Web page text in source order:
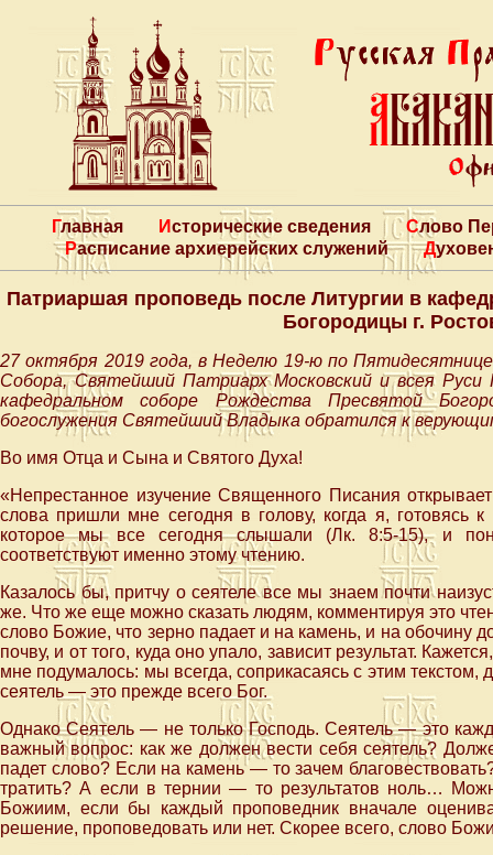
Главная Исторические сведения
Слово
Расписание архиерейских служений
Патриаршая проповедь после Литургии в
Богородицы г.
27 октября 2019 года, в Неделю 19-ю по
Собора, Святейший Патриарх Московский и всея Руси
кафедральном соборе Рождества Пресвятой
богослужения Святейший Владыка обратился к
Во имя Отца и Сына и Святого Духа!
«Непрестанное изучение Священного Писания
слова пришли мне сегодня в голову, когда я, готовясь
которое мы все сегодня слышали (Лк. 8:5-15), и
соответствуют именно этому чтению.
Казалось бы, притчу о сеятеле все мы знаем почти
же. Что же еще можно сказать людям, комментируя это
слово Божие, что зерно падает и на камень, и на обочину
почву, и от того, куда оно упало, зависит результат.
мне подумалось: мы всегда, соприкасаясь с этим
сеятель — это прежде всего Бог.
Однако Сеятель — не только Господь. Сеятель — это
важный вопрос: как же должен вести себя сеятель?
падет слово? Если на камень — то зачем
тратить? А если в тернии — то результатов ноль…
Божиим, если бы каждый проповедник вначале
решение, проповедовать или нет. Скорее всего, слово